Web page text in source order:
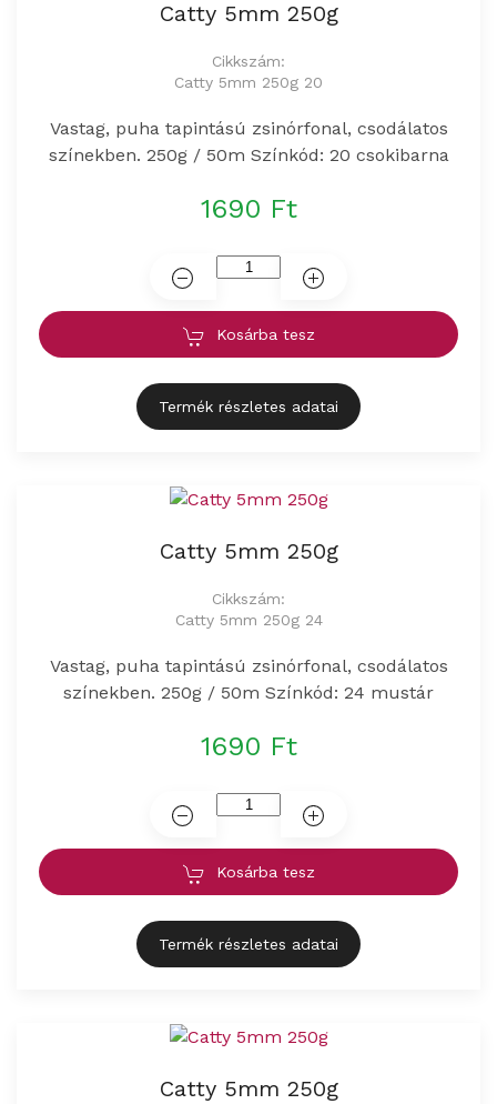
Catty 5mm 250g
Cikkszám:
Catty 5mm 250g 20
Vastag, puha tapintású zsinórfonal, csodálatos
színekben. 250g / 50m Színkód: 20 csokibarna
1690 Ft
Kosárba tesz
Termék részletes adatai
Catty 5mm 250g
Cikkszám:
Catty 5mm 250g 24
Vastag, puha tapintású zsinórfonal, csodálatos
színekben. 250g / 50m Színkód: 24 mustár
1690 Ft
Kosárba tesz
Termék részletes adatai
Catty 5mm 250g